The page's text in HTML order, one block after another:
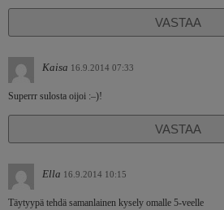
VASTAA
Kaisa 16.9.2014 07:33
Superrr sulosta oijoi :–)!
VASTAA
Ella 16.9.2014 10:15
Täytyypä tehdä samanlainen kysely omalle 5-veelle